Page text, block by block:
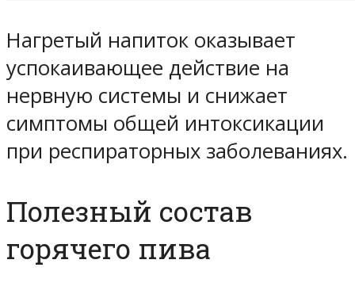
Нагретый напиток оказывает
успокаивающее действие на
нервную системы и снижает
симптомы общей интоксикации
при респираторных заболеваниях.
Полезный состав
горячего пива